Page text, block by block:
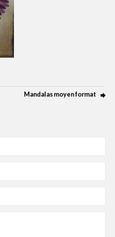
Mandalas moyen format